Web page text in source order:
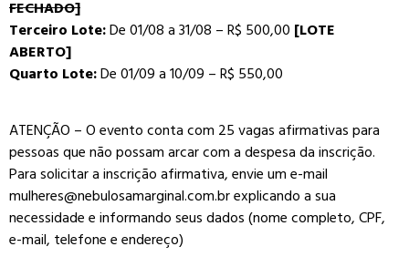
FECHADO]
Terceiro Lote:De 01/08 a 31/08 – R$ 500,00 [LOTE
ABERTO]
Quarto Lote:De 01/09 a 10/09 – R$ 550,00
ATENÇÃO – O evento conta com 25 vagas afirmativas para
pessoas que não possam arcar com a despesa da inscrição.
Para solicitar a inscrição afirmativa, envie um e-mail
mulheres@nebulosamarginal.com.br explicando a sua
necessidade e informando seus dados (nome completo, CPF,
e-mail, telefone e endereço)